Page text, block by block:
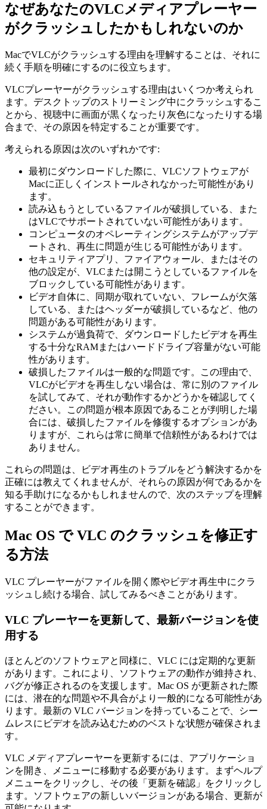
なぜあなたのVLCメディアプレーヤー
がクラッシュしたかもしれないのか
MacでVLCがクラッシュする理由を理解することは、それに
続く手順を明確にするのに役立ちます。
VLCプレーヤーがクラッシュする理由はいくつか考えられ
ます。デスクトップのストリーミング中にクラッシュするこ
とから、視聴中に画面が黒くなったり灰色になったりする場
合まで、その原因を特定することが重要です。
考えられる原因は次のいずれかです:
最初にダウンロードした際に、VLCソフトウェアが
Macに正しくインストールされなかった可能性があり
ます。
読み込もうとしているファイルが破損している、また
はVLCでサポートされていない可能性があります。
コンピュータのオペレーティングシステムがアップデ
ートされ、再生に問題が生じる可能性があります。
セキュリティアプリ、ファイアウォール、またはその
他の設定が、VLCまたは開こうとしているファイルを
ブロックしている可能性があります。
ビデオ自体に、同期が取れていない、フレームが欠落
している、またはヘッダーが破損しているなど、他の
問題がある可能性があります。
システムが過負荷で、ダウンロードしたビデオを再生
する十分なRAMまたはハードドライブ容量がない可能
性があります。
破損したファイルは一般的な問題です。この理由で、
VLCがビデオを再生しない場合は、常に別のファイル
を試してみて、それが動作するかどうかを確認してく
ださい。この問題が根本原因であることが判明した場
合には、破損したファイルを修復するオプションがあ
りますが、これらは常に簡単で信頼性があるわけでは
ありません。
これらの問題は、ビデオ再生のトラブルをどう解決するかを
正確には教えてくれませんが、それらの原因が何であるかを
知る手助けになるかもしれませんので、次のステップを理解
することができます。
Mac OS で VLC のクラッシュを修正す
る方法
VLC プレーヤーがファイルを開く際やビデオ再生中にクラ
ッシュし続ける場合、試してみるべきことがあります。
VLC プレーヤーを更新して、最新バージョンを使
用する
ほとんどのソフトウェアと同様に、VLC には定期的な更新
があります。これにより、ソフトウェアの動作が維持され、
バグが修正されるのを支援します。Mac OS が更新された際
には、潜在的な問題や不具合がより一般的になる可能性があ
ります。最新の VLC バージョンを持っていることで、シー
ムレスにビデオを読み込むためのベストな状態が確保されま
す。
VLC メディアプレーヤーを更新するには、アプリケーショ
ンを開き、メニューに移動する必要があります。まずヘルプ
メニューをクリックし、その後「更新を確認」をクリックし
ます。ソフトウェアの新しいバージョンがある場合、更新が